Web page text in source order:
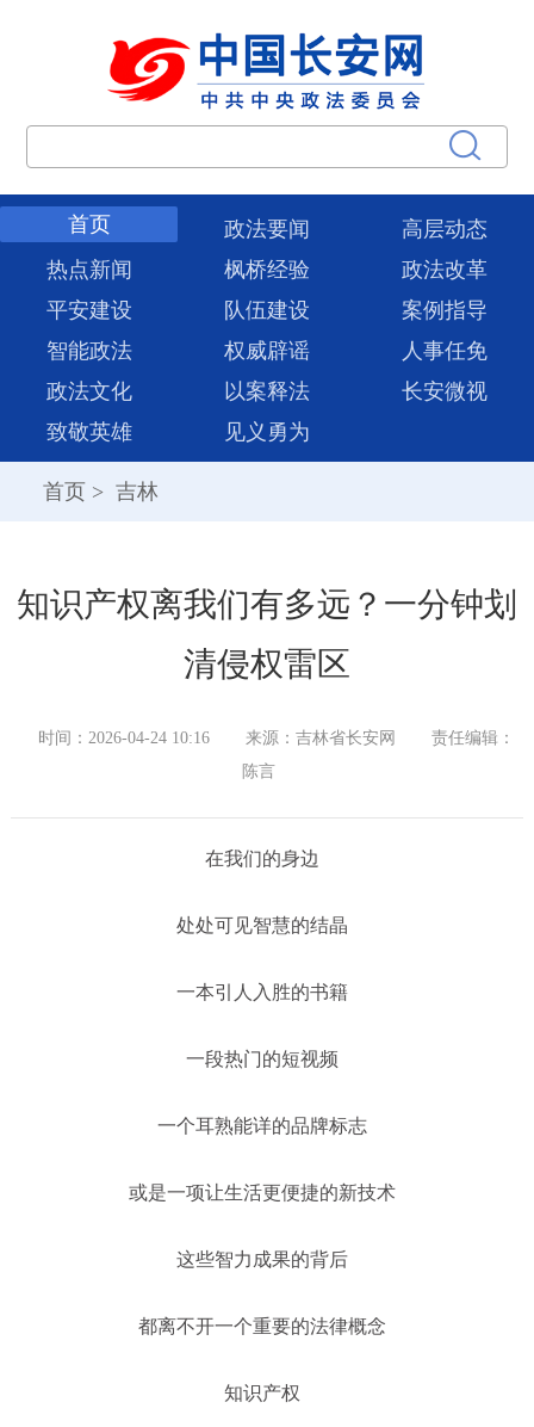
首页 政法要闻
高层动态
热点新闻
枫桥经验
政法改革
平安建设
队伍建设
案例指导
智能政法
权威辟谣
人事任免
政法文化
以案释法
长安微视
致敬英雄
见义勇为
首页 > 吉林
知识产权离我们有多远？一分钟划
清侵权雷区
时间：2026-04-24 10:16 来源：吉林省长安网
责任编辑：
陈言
在我们的身边
处处可见智慧的结晶
一本引人入胜的书籍
一段热门的短视频
一个耳熟能详的品牌标志
或是一项让生活更便捷的新技术
这些智力成果的背后
都离不开一个重要的法律概念
知识产权